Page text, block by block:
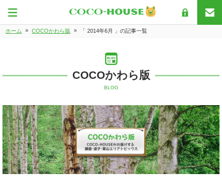
ホーム » COCOかわら版 » 「 2014年6月 」の記事一覧
COCOかわら版
BLOG